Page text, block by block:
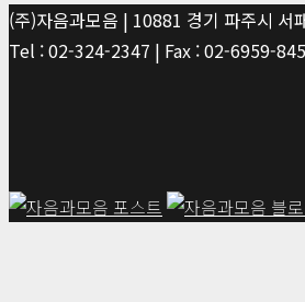
(주)자음과모음 | 10881 경기 파주시
Tel : 02-324-2347 | Fax : 02-6959-